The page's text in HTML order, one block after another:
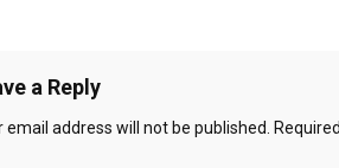
a Reply
email address will not be published.